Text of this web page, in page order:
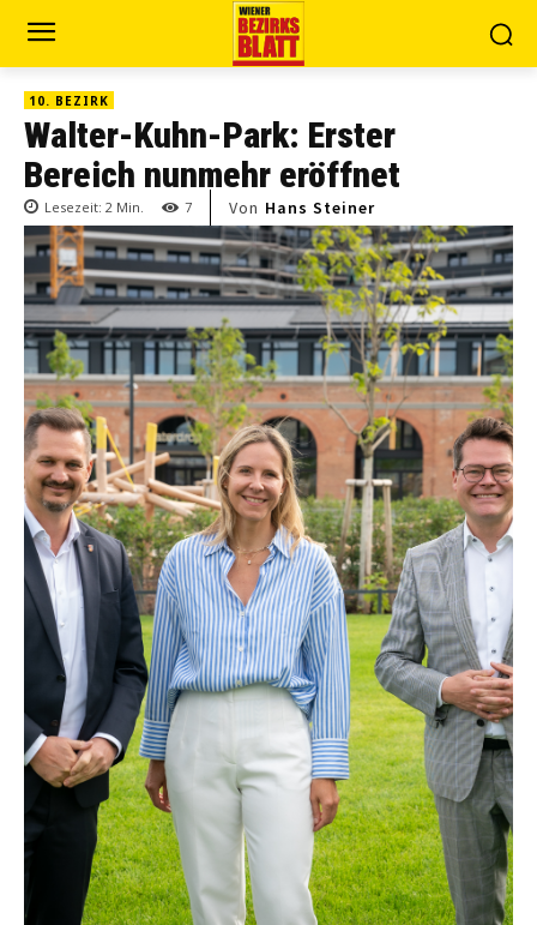
10. BEZIRK
Walter-Kuhn-Park: Erster
Bereich nunmehr eröffnet
Lesezeit: 2 Min. 7 Von Hans Steiner